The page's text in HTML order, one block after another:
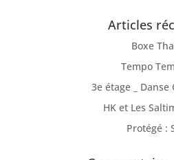
Articles
Boxe
Tempo
3e étage _ Danse
HK et Les
Protégé :